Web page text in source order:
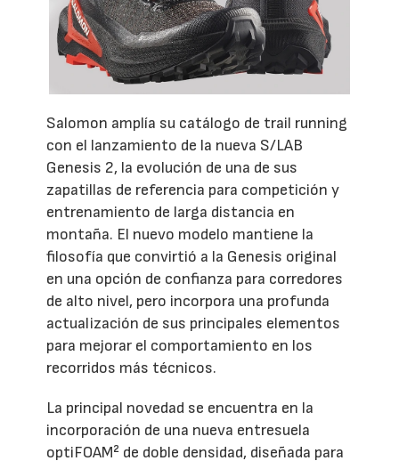
Salomon amplía su catálogo de trail running
con el lanzamiento de la nueva S/LAB
Genesis 2, la evolución de una de sus
zapatillas de referencia para competición y
entrenamiento de larga distancia en
montaña. El nuevo modelo mantiene la
filosofía que convirtió a la Genesis original
en una opción de confianza para corredores
de alto nivel, pero incorpora una profunda
actualización de sus principales elementos
para mejorar el comportamiento en los
recorridos más técnicos.
La principal novedad se encuentra en la
incorporación de una nueva entresuela
optiFOAM² de doble densidad, diseñada para